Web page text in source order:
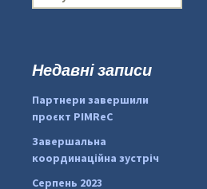
#PipIvanToday
pimrec_project
о
:Недавні записи
Партнери завершили
проєкт PIMReC
Завершальна
координаційна зустріч
Серпень 2023